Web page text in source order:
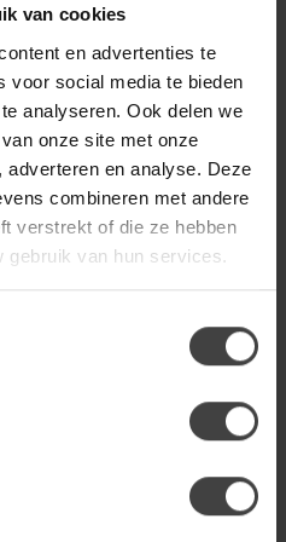
van cookies
en advertenties te
voor social media te bieden
analyseren. Ook delen we
onze site met onze
en analyse. Deze
combineren met andere
verstrekt of die ze hebben
gebruik van hun services.
Tycho €1.099,00
bruin 130 €699,00
product?
of+31